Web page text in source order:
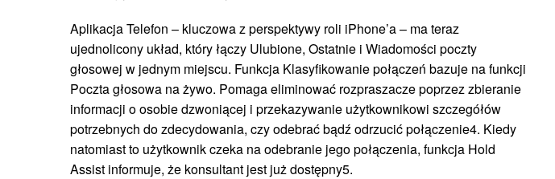
Aplikacja Telefon – kluczowa z perspektywy roli iPhone’a – ma teraz
ujednolicony układ, który łączy Ulubione, Ostatnie i Wiadomości poczty
głosowej w jednym miejscu. Funkcja Klasyfikowanie połączeń bazuje na funkcji
Poczta głosowa na żywo. Pomaga eliminować rozpraszacze poprzez zbieranie
informacji o osobie dzwoniącej i przekazywanie użytkownikowi szczegółów
potrzebnych do zdecydowania, czy odebrać bądź odrzucić połączenie4. Kiedy
natomiast to użytkownik czeka na odebranie jego połączenia, funkcja Hold
Assist informuje, że konsultant jest już dostępny5.